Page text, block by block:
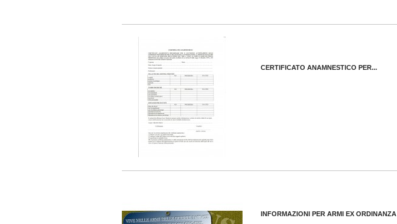
CERTIFICATO ANAMNESTICO PER...
INFORMAZIONI PER ARMI EX ORDINANZA